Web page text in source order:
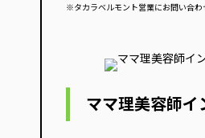
※タカラベルモント営業にお問い合わ
ママ理美容師イ